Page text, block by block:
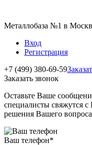
Металлобаза №1 в
Вход
Регистрация
+7 (499) 380-69-59
Заказать звонок
Оставьте Ваше
специалисты свяжутся
решения Вашего
Ваш телефон*